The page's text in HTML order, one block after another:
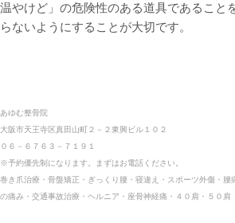
温やけど」の危険性のある道具であること
らないようにすることが大切です。
あゆむ整骨院
大阪市天王寺区真田山町２－２東興ビル１０２
０６－６７６３－７１９１
※予約優先制になります。まずはお電話ください。
巻き爪治療・骨盤矯正・ぎっくり腰・寝違え・スポーツ外傷・ 腰
の痛み・交通事故治療・ヘルニア・座骨神経痛・４０肩・５０肩